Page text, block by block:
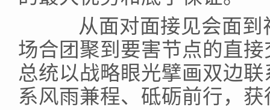
从面对面接见会面到
场合团聚到要害节点的直
总统以战略眼光擘画双边
系风雨兼程、砥砺前行，